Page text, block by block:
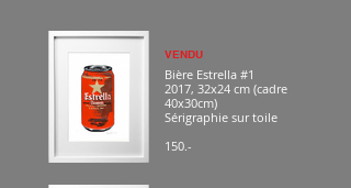
VENDU
Bière Estrella #1
2017, 32x24 cm (cadre
40x30cm)
Sérigraphie sur toile
150.-